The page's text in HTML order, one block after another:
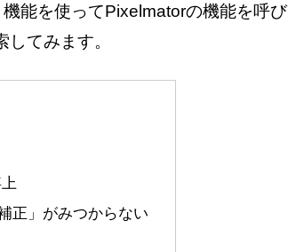
能を使ってPixelmatorの機能を呼び
てみます。
正」がみつからない